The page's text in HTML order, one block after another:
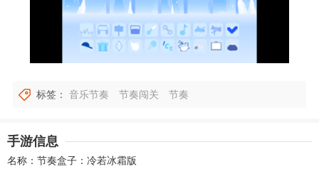
标签： 音乐节奏 节奏闯关 节奏
手游信息
名称：节奏盒子：冷若冰霜版